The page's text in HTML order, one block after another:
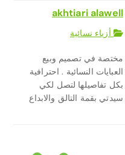
akhtiari alawell
أزياء نسائية
مختصة في تصميم وبيع
العبايات النسائية . احترافية
بكل تفاصيلها لتصل لكي
سيدتي بقمة التالق والابداع